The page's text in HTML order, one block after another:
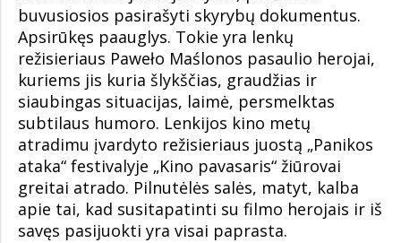
buvusiosios pasirašyti skyrybų dokumentus.
Apsirūkęs paauglys. Tokie yra lenkų
režisieriaus Paweło Maślonos pasaulio herojai,
kuriems jis kuria šlykščias, graudžias ir
siaubingas situacijas, laimė, persmelktas
subtilaus humoro. Lenkijos kino metų
atradimu įvardyto režisieriaus juostą „Panikos
ataka“ festivalyje „Kino pavasaris“ žiūrovai
greitai atrado. Pilnutėlės salės, matyt, kalba
apie tai, kad susitapatinti su filmo herojais ir iš
savęs pasijuokti yra visai paprasta.